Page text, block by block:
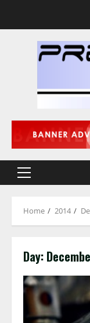
Primary
Home 2014
Day: